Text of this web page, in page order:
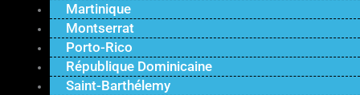
Martinique
Montserrat
Porto-Rico
République Dominicaine
Saint-Barthélemy